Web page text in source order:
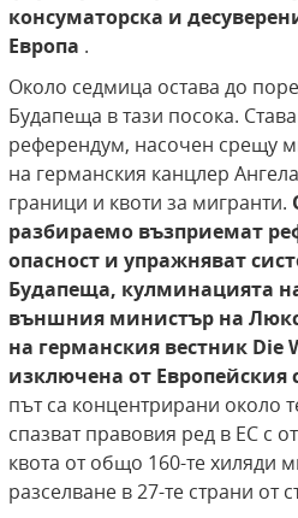
консуматорска и
Европа .
Около седмица остава до
Будапеща в тази посока.
референдум, насочен срещу
на германския канцлер
граници и квоти за мигранти.
разбираемо възприемат
опасност и упражняват
Будапеща, кулминацията
външния министър на
на германския вестник Die
изключена от Европейския
път са концентрирани около
спазват правовия ред в ЕС с
квота от общо 160-те хиляди
разселване в 27-те страни от